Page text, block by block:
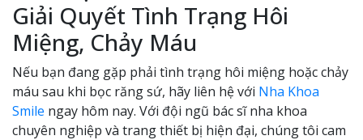
Giải Quyết Tình Trạng Hôi
Miệng, Chảy Máu
Nếu bạn đang gặp phải tình trạng hôi miệng hoặc chảy
máu sau khi bọc răng sứ, hãy liên hệ với Nha Khoa
Smile ngay hôm nay. Với đội ngũ bác sĩ nha khoa
chuyên nghiệp và trang thiết bị hiện đại, chúng tôi cam